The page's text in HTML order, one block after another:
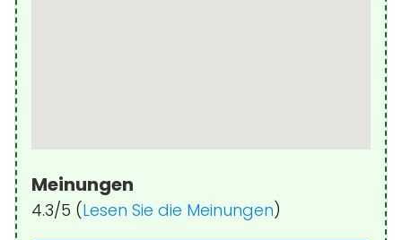
Meinungen
4.3/5 (Lesen Sie die Meinungen)